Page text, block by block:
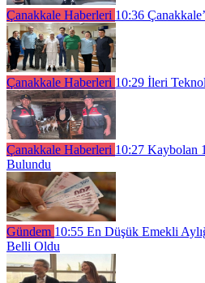
Çanakkale Haberleri 10:36
Çanakkale Haberleri 10:29 İleri
Çanakkale Haberleri 10:27 Kaybolan
Bulundu
Gündem 10:55 En Düşük Emekli
Belli Oldu